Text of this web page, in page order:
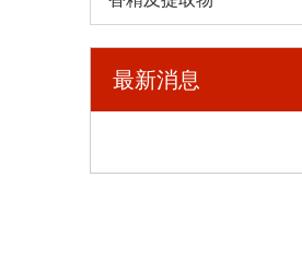
最新消息